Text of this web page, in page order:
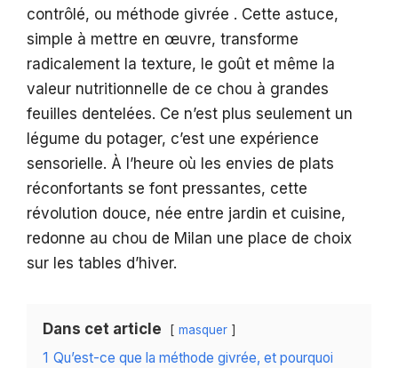
contrôlé, ou méthode givrée . Cette astuce,
simple à mettre en œuvre, transforme
radicalement la texture, le goût et même la
valeur nutritionnelle de ce chou à grandes
feuilles dentelées. Ce n’est plus seulement un
légume du potager, c’est une expérience
sensorielle. À l’heure où les envies de plats
réconfortants se font pressantes, cette
révolution douce, née entre jardin et cuisine,
redonne au chou de Milan une place de choix
sur les tables d’hiver.
Dans cet article masquer
1 Qu’est-ce que la méthode givrée, et pourquoi